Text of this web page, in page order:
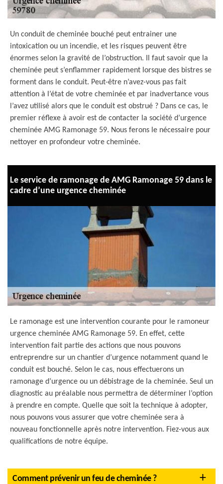
Un conduit de cheminée bouché peut entrainer une
intoxication ou un incendie, et les risques peuvent être
énormes selon la gravité de l’obstruction. Il faut savoir que la
cheminée peut s’enflammer rapidement lorsque des bistres se
forment dans le conduit. Peut-être n’avez-vous pas fait
attention à l’état de votre cheminée et par inadvertance vous
l’avez utilisé alors que le conduit est obstrué ? Dans ce cas, le
premier réflexe à avoir est de contacter la société d’urgence
cheminée AMG Ramonage 59. Nous ferons le nécessaire pour
nettoyer en profondeur votre cheminée.
Le service de ramonage de AMG Ramonage 59 dans le
cadre d’une urgence cheminée
Le ramonage est une intervention courante pour le ramoneur
urgence cheminée AMG Ramonage 59. En effet, cette
intervention fait partie des actions que nous pouvons
entreprendre sur un chantier d’urgence notamment quand le
conduit est bouché. Selon le cas, nous effectuerons un
ramonage d’urgence ou un débistrage de la cheminée. Seul un
diagnostic au préalable nous permettra de déterminer l’option
à prendre en compte. Quelle que soit la technique à adopter,
nous pouvons vous assurer que votre cheminée sera à
nouveau fonctionnelle après notre intervention. Fiez-vous aux
qualifications de notre équipe.
Comment prévenir un feu de cheminée ?